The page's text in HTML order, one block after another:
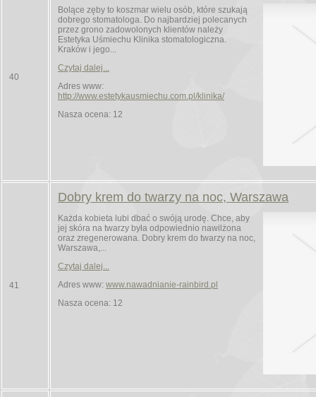
40
Bolące zęby to koszmar wielu osób, które szukają
dobrego stomatologa. Do najbardziej polecanych
przez grono zadowolonych klientów należy
Estetyka Uśmiechu Klinika stomatologiczna.
Kraków i jego...
Czytaj dalej...
Adres www:
http://www.estetykausmiechu.com.pl/klinika/
Nasza ocena: 12
41
Dobry krem do twarzy na noc, Warszawa
Każda kobieta lubi dbać o swóją urodę. Chce, aby
jej skóra na twarzy była odpowiednio nawilżona
oraz zregenerowana. Dobry krem do twarzy na noc,
Warszawa,...
Czytaj dalej...
Adres www: www.nawadnianie-rainbird.pl
Nasza ocena: 12